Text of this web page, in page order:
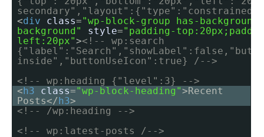
<div class="wp-block-group has-
background"
style="padding-
left:20px"><!-- wp:search
inside","buttonUseIcon":true} /-->
<!-- wp:heading {"level":3} -->
< h3 class="wp-block-heading">Recent
Posts</ h3>
<!-- /wp:heading -->
<!-- wp:latest-posts /-->